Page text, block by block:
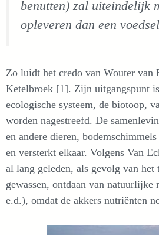
benutten) zal uiteindelijk
opleveren dan een
Zo luidt het credo van Wouter van
Ketelbroek [1]. Zijn uitgangspunt
ecologische systeem, de biotoop,
worden nagestreefd. De
en andere dieren,
en versterkt elkaar. Volgens Van
al lang geleden, als gevolg van het
gewassen, ontdaan van natuurlijke
e.d.), omdat de akkers nutriënten